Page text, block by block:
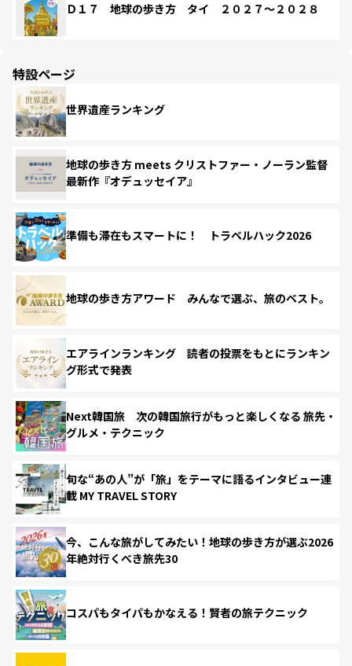
Ｄ１７ 地球の歩き方 タイ ２０２７～２０２８
特設ページ
世界遺産ランキング
地球の歩き方 meets クリストファー・ノーラン監督
最新作『オデュッセイア』
準備も滞在もスマートに！ トラベルハック2026
地球の歩き方アワード みんなで選ぶ、旅のベスト。
エアラインランキング 読者の投票をもとにランキン
グ形式で発表
Next韓国旅 次の韓国旅行がもっと楽しくなる 旅先・
グルメ・テクニック
旬な“あの人”が「旅」をテーマに語るインタビュー連
載 MY TRAVEL STORY
今、こんな旅がしてみたい！地球の歩き方が選ぶ2026
年絶対行くべき旅先30
コスパもタイパもかなえる！賢者の旅テクニック